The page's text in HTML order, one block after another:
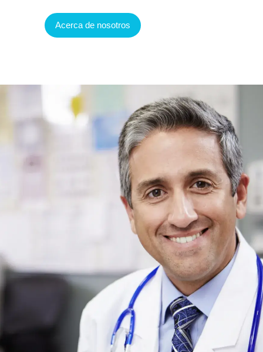
Acerca de nosotros